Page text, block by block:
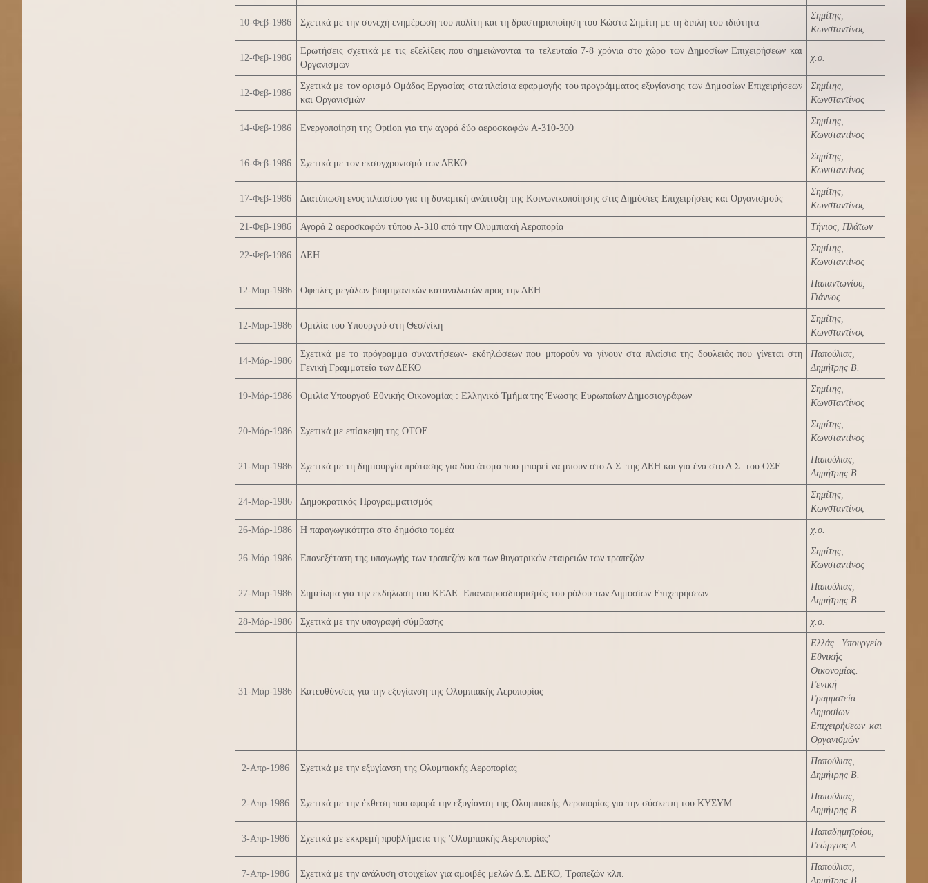
10-Φεβ-1986 Σχετικά με την συνεχή ενημέρωση του πολίτη και τη δραστηριοποίηση του Κώστα Σημίτη με τη διπλή του ιδιότητα
Σημίτης,
Κωνσταντίνος
12-Φεβ-1986
Ερωτήσεις σχετικά με τις εξελίξεις που σημειώνονται τα τελευταία 7-8 χρόνια στο χώρο των Δημοσίων Επιχειρήσεων και
Οργανισμών
χ.ο.
12-Φεβ-1986
Σχετικά με τον ορισμό Ομάδας Εργασίας στα πλαίσια εφαρμογής του προγράμματος εξυγίανσης των Δημοσίων Επιχειρήσεων
και Οργανισμών
Σημίτης,
Κωνσταντίνος
14-Φεβ-1986 Ενεργοποίηση της Option για την αγορά δύο αεροσκαφών A-310-300
Σημίτης,
Κωνσταντίνος
16-Φεβ-1986 Σχετικά με τον εκσυγχρονισμό των ΔΕΚΟ
Σημίτης,
Κωνσταντίνος
17-Φεβ-1986 Διατύπωση ενός πλαισίου για τη δυναμική ανάπτυξη της Κοινωνικοποίησης στις Δημόσιες Επιχειρήσεις και Οργανισμούς
Σημίτης,
Κωνσταντίνος
21-Φεβ-1986 Αγορά 2 αεροσκαφών τύπου Α-310 από την Ολυμπιακή Αεροπορία Τήνιος, Πλάτων
22-Φεβ-1986 ΔΕΗ
Σημίτης,
Κωνσταντίνος
12-Μάρ-1986 Οφειλές μεγάλων βιομηχανικών καταναλωτών προς την ΔΕΗ
Παπαντωνίου,
Γιάννος
12-Μάρ-1986 Ομιλία του Υπουργού στη Θεσ/νίκη
Σημίτης,
Κωνσταντίνος
14-Μάρ-1986
Σχετικά με το πρόγραμμα συναντήσεων- εκδηλώσεων που μπορούν να γίνουν στα πλαίσια της δουλειάς που γίνεται στη
Γενική Γραμματεία των ΔΕΚΟ
Παπούλιας,
Δημήτρης Β.
19-Μάρ-1986 Ομιλία Υπουργού Εθνικής Οικονομίας : Ελληνικό Τμήμα της Ένωσης Ευρωπαίων Δημοσιογράφων
Σημίτης,
Κωνσταντίνος
20-Μάρ-1986 Σχετικά με επίσκεψη της ΟΤΟΕ
Σημίτης,
Κωνσταντίνος
21-Μάρ-1986 Σχετικά με τη δημιουργία πρότασης για δύο άτομα που μπορεί να μπουν στο Δ.Σ. της ΔΕΗ και για ένα στο Δ.Σ. του ΟΣΕ
Παπούλιας,
Δημήτρης Β.
24-Μάρ-1986 Δημοκρατικός Προγραμματισμός
Σημίτης,
Κωνσταντίνος
26-Μάρ-1986 Η παραγωγικότητα στο δημόσιο τομέα χ.ο.
26-Μάρ-1986 Επανεξέταση της υπαγωγής των τραπεζών και των θυγατρικών εταιρειών των τραπεζών
Σημίτης,
Κωνσταντίνος
27-Μάρ-1986 Σημείωμα για την εκδήλωση του ΚΕΔΕ: Επαναπροσδιορισμός του ρόλου των Δημοσίων Επιχειρήσεων
Παπούλιας,
Δημήτρης Β.
28-Μάρ-1986 Σχετικά με την υπογραφή σύμβασης χ.ο.
31-Μάρ-1986 Κατευθύνσεις για την εξυγίανση της Ολυμπιακής Αεροπορίας
Ελλάς. Υπουργείο
Εθνικής
Οικονομίας.
Γενική
Γραμματεία
Δημοσίων
Επιχειρήσεων και
Οργανισμών
2-Απρ-1986 Σχετικά με την εξυγίανση της Ολυμπιακής Αεροπορίας
Παπούλιας,
Δημήτρης Β.
2-Απρ-1986 Σχετικά με την έκθεση που αφορά την εξυγίανση της Ολυμπιακής Αεροπορίας για την σύσκεψη του ΚΥΣΥΜ
Παπούλιας,
Δημήτρης Β.
3-Απρ-1986 Σχετικά με εκκρεμή προβλήματα της 'Ολυμπιακής Αεροπορίας'
Παπαδημητρίου,
Γεώργιος Δ.
7-Απρ-1986 Σχετικά με την ανάλυση στοιχείων για αμοιβές μελών Δ.Σ. ΔΕΚΟ, Τραπεζών κλπ.
Παπούλιας,
Δημήτρης Β.